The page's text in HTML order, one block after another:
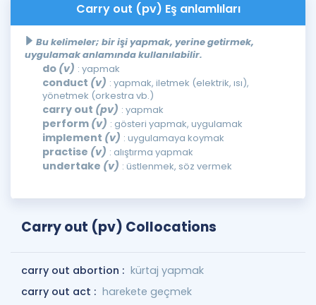
Carry out (pv) Eş anlamlıları
Bu kelimeler; bir işi yapmak, yerine getirmek,
uygulamak anlamında kullanılabilir.
do (v) : yapmak
conduct (v) : yapmak, iletmek (elektrik, ısı),
yönetmek (orkestra vb.)
carry out (pv) : yapmak
perform (v) : gösteri yapmak, uygulamak
implement (v) : uygulamaya koymak
practise (v) : alıştırma yapmak
undertake (v) : üstlenmek, söz vermek
Carry out (pv) Collocations
carry out abortion : kürtaj yapmak
carry out act : harekete geçmek